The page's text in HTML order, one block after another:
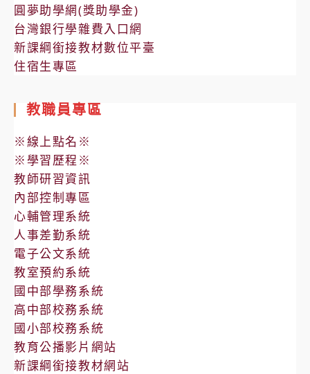
圓夢助學網(獎助學金)
台灣銀行學雜費入口網
新課綱銜接教材數位平臺
住宿生專區
教職員專區
※線上點名※
※學習歷程※
教師研習資訊
內部控制專區
心輔管理系統
人事差勤系統
電子公文系統
教室預約系統
國中部學務系統
高中部校務系統
國小部校務系統
教育公播影片網站
新課綱銜接教材網站